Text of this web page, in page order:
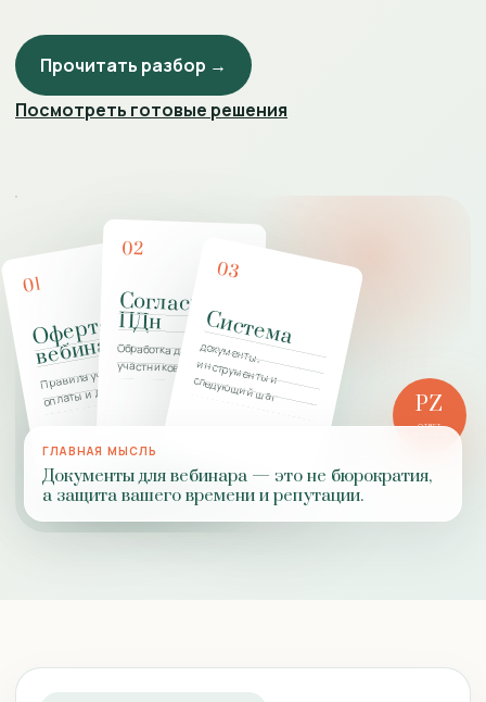
Прочитать разбор →
Посмотреть готовые решения
01
О
фе
рта
веб
и
на
ра
Правила участия,
оплаты и доступа
02
Согласие на
ПДн
Обработка данных
участников
03
Система
документы,
инструменты и следующий шаг PZ
ОТВЕТ
ГЛАВНАЯ МЫСЛЬ
Документы для вебинара — это не бюрократия,
а защита вашего времени и репутации.